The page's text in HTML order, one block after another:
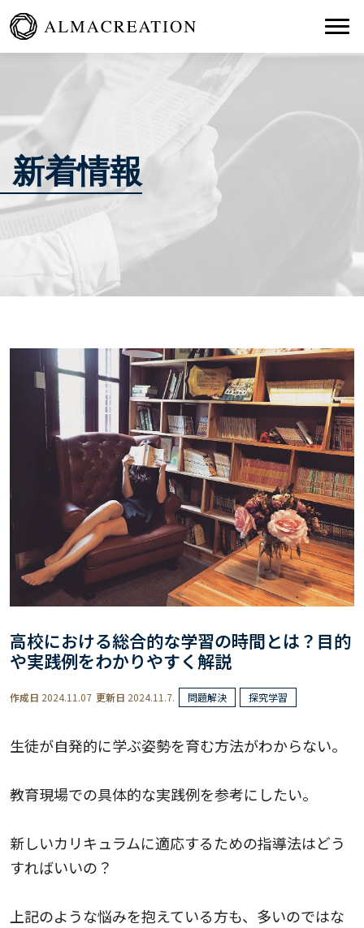
新着情報
高校における総合的な学習の時間とは？目的
や実践例をわかりやすく解説
作成日 2024.11.07 更新日 2024.11.7. 問題解決 探究学習
生徒が自発的に学ぶ姿勢を育む方法がわからない。
教育現場での具体的な実践例を参考にしたい。
新しいカリキュラムに適応するための指導法はどう
すればいいの？
上記のような悩みを抱えている方も、多いのではな